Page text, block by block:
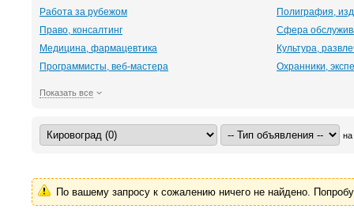
Работа за рубежом
Полиграфия,
Право, консалтинг
Сфера
Медицина, фармацевтика
Культура,
Программисты, веб-мастера
Охранники,
Показать все
на
По вашему запросу к сожалению ничего не найдено.